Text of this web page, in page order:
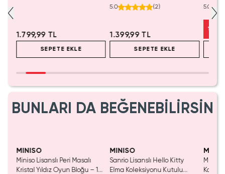
1.799,99 TL
SEPETE EKLE
Termos Yeşil 860 mL
5.0 (2)
1.399,99 TL
SEPETE EKLE
5.0
%
BUNLARI DA BEĞENEBİLİRSİN
MINISO
Miniso Lisanslı Peri Masalı
Kristal Yıldız Oyun Bloğu – 14
MINISO
Sanrio Lisanslı Hello Kitty
Elma Koleksiyonu Kutulu
Miniso
Kalem